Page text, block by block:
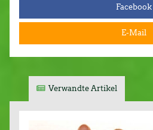
Facebook
E-Mail
Verwandte Artikel